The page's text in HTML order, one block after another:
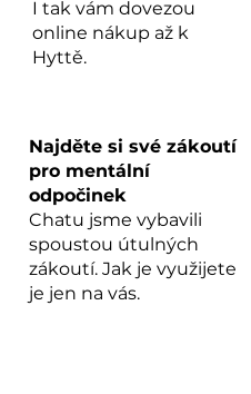
I tak vám dovezou
online nákup až k
Hyttě.
Najděte si své zákoutí
pro mentální
odpočinek
Chatu jsme vybavili
spoustou útulných
zákoutí. Jak je využijete
je jen na vás.